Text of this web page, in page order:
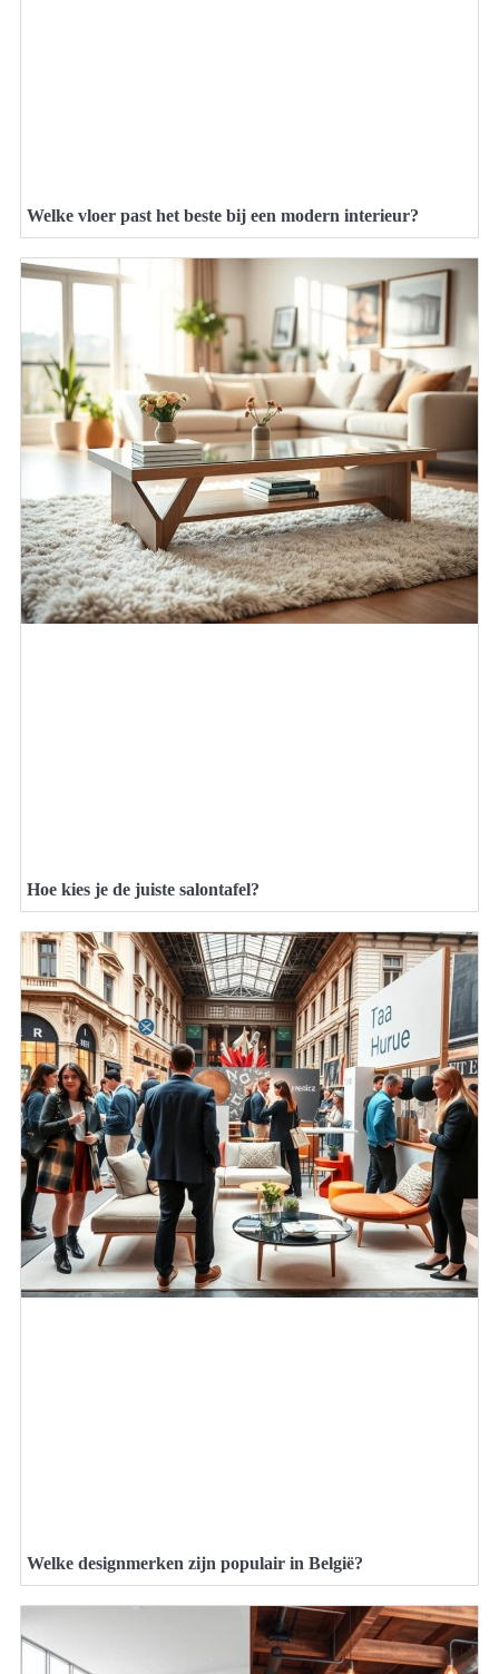
Welke vloer past het beste bij een modern interieur?
Hoe kies je de juiste salontafel?
Welke designmerken zijn populair in België?